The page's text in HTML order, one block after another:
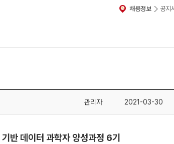
채용정보 공지
관리자 2021-03-30
반 데이터 과학자 양성과정 6기